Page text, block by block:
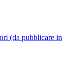
(da pubblicare in